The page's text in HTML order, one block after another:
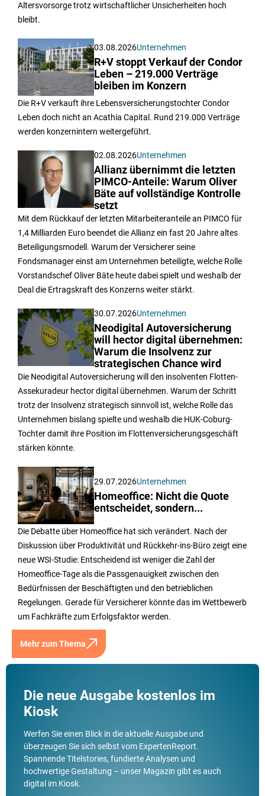
Altersvorsorge trotz wirtschaftlicher Unsicherheiten hoch
bleibt.
03.08.2026Unternehmen
R+V stoppt Verkauf der Condor
Leben – 219.000 Verträge
bleiben im Konzern
Die R+V verkauft ihre Lebensversicherungstochter Condor
Leben doch nicht an Acathia Capital. Rund 219.000 Verträge
werden konzernintern weitergeführt.
02.08.2026Unternehmen
Allianz übernimmt die letzten
PIMCO-Anteile: Warum Oliver
Bäte auf vollständige Kontrolle
setzt
Mit dem Rückkauf der letzten Mitarbeiteranteile an PIMCO für
1,4 Milliarden Euro beendet die Allianz ein fast 20 Jahre altes
Beteiligungsmodell. Warum der Versicherer seine
Fondsmanager einst am Unternehmen beteiligte, welche Rolle
Vorstandschef Oliver Bäte heute dabei spielt und weshalb der
Deal die Ertragskraft des Konzerns weiter stärkt.
30.07.2026Unternehmen
Neodigital Autoversicherung
will hector digital übernehmen:
Warum die Insolvenz zur
strategischen Chance wird
Die Neodigital Autoversicherung will den insolventen Flotten-
Assekuradeur hector digital übernehmen. Warum der Schritt
trotz der Insolvenz strategisch sinnvoll ist, welche Rolle das
Unternehmen bislang spielte und weshalb die HUK-Coburg-
Tochter damit ihre Position im Flottenversicherungsgeschäft
stärken könnte.
29.07.2026Unternehmen
Homeoffice: Nicht die Quote
entscheidet, sondern...
Die Debatte über Homeoffice hat sich verändert. Nach der
Diskussion über Produktivität und Rückkehr-ins-Büro zeigt eine
neue WSI-Studie: Entscheidend ist weniger die Zahl der
Homeoffice-Tage als die Passgenauigkeit zwischen den
Bedürfnissen der Beschäftigten und den betrieblichen
Regelungen. Gerade für Versicherer könnte das im Wettbewerb
um Fachkräfte zum Erfolgsfaktor werden.
Mehr zum Thema
Die neue Ausgabe kostenlos im
Kiosk
Werfen Sie einen Blick in die aktuelle Ausgabe und
überzeugen Sie sich selbst vom ExpertenReport.
Spannende Titelstories, fundierte Analysen und
hochwertige Gestaltung – unser Magazin gibt es auch
digital im Kiosk.